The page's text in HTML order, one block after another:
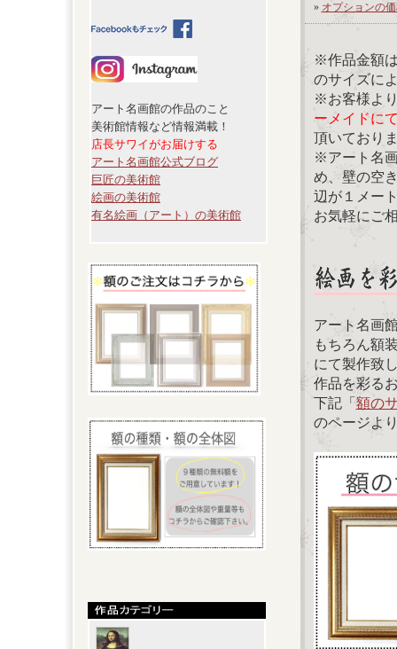
アート名画館の作品のこと
美術館情報など情報満載！
店長サワイがお届けする
アート名画館公式ブログ
巨匠の美術館
絵画の美術館
有名絵画（アート）の美術館
» オプションの
※作品金額
のサイズに
※お客様よ
ーメイドに
頂いており
※アート名
め、壁の空
辺が１メー
お気軽にご
アート名画
もちろん額
にて製作致
作品を彩る
下記「額の
のページよ